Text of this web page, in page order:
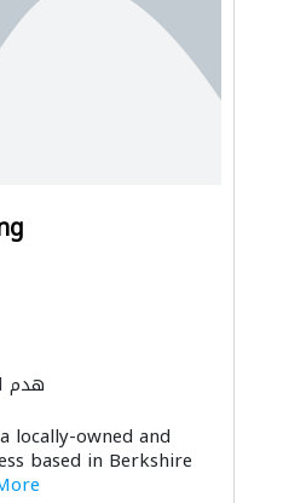
هدم
locally-owned and
based in Berkshire